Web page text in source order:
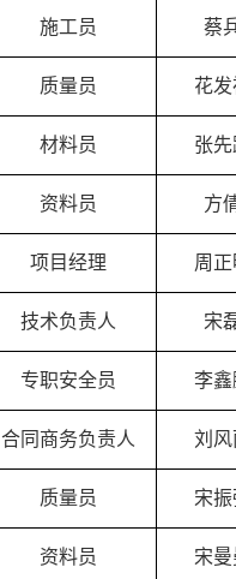
施工员 蔡
质量员 花发
材料员 张先
资料员 方
项目经理 周正
技术负责人 宋
专职安全员 李鑫
合同商务负责人 刘风
质量员 宋振
资料员 宋曼